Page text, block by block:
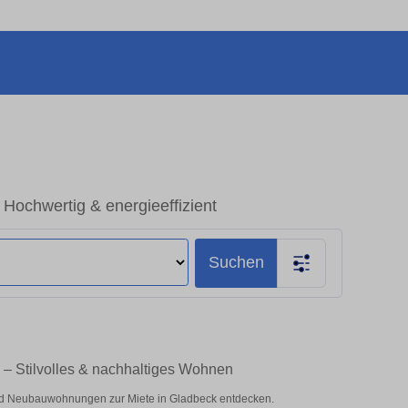
& energieeffizient
Suchen
Stilvolles & nachhaltiges Wohnen
zur Miete in Gladbeck entdecken.